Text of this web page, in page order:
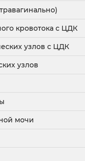
кровотока с ЦДК
узлов с ЦДК
узлов
мочи